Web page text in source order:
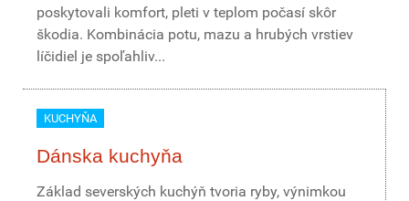
poskytovali komfort, pleti v teplom počasí skôr
škodia. Kombinácia potu, mazu a hrubých vrstiev
líčidiel je spoľahliv...
KUCHYŇA
Dánska kuchyňa
Základ severských kuchýň tvoria ryby, výnimkou